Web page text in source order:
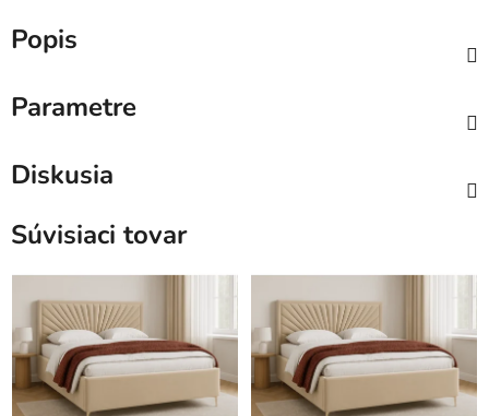
Popis
Parametre
Diskusia
Súvisiaci tovar